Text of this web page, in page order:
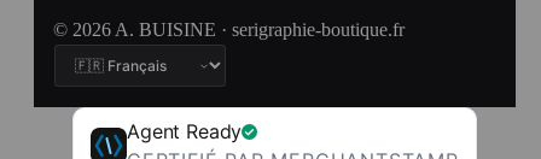
© 2026 A. BUISINE · serigraphie-boutique.fr
Agent Ready